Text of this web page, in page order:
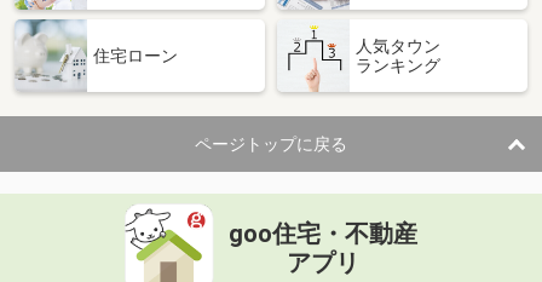
住宅ローン
人気タウン
ランキング
ページトップに戻る
goo住宅・不動産
アプリ